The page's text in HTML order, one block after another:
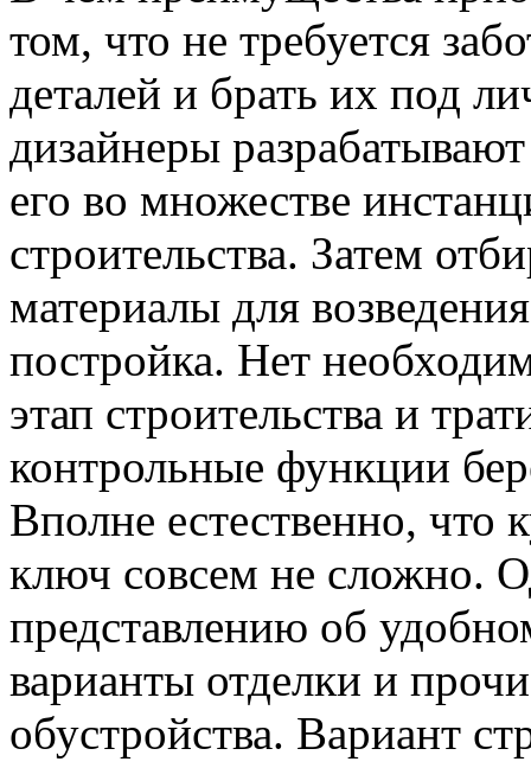
том, что не требуется
деталей и брать их под
дизайнеры
его во множестве
строительства. Затем
материалы для
постройка. Нет
этап строительства и
контрольные функции
Вполне естественно, что
ключ совсем не сложно.
представлению об
варианты отделки и
обустройства. Вариант